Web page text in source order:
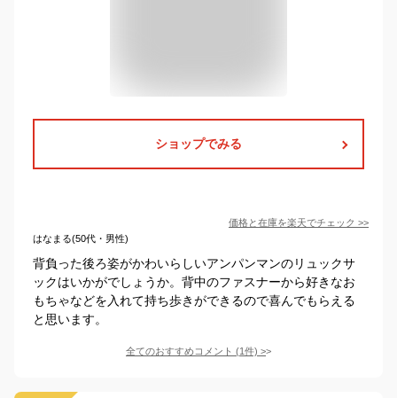
ショップでみる
価格と在庫を楽天でチェック >>
はなまる(50代・男性)
背負った後ろ姿がかわいらしいアンパンマンのリュックサ
ックはいかがでしょうか。背中のファスナーから好きなお
もちゃなどを入れて持ち歩きができるので喜んでもらえる
と思います。
全てのおすすめコメント (1件) >